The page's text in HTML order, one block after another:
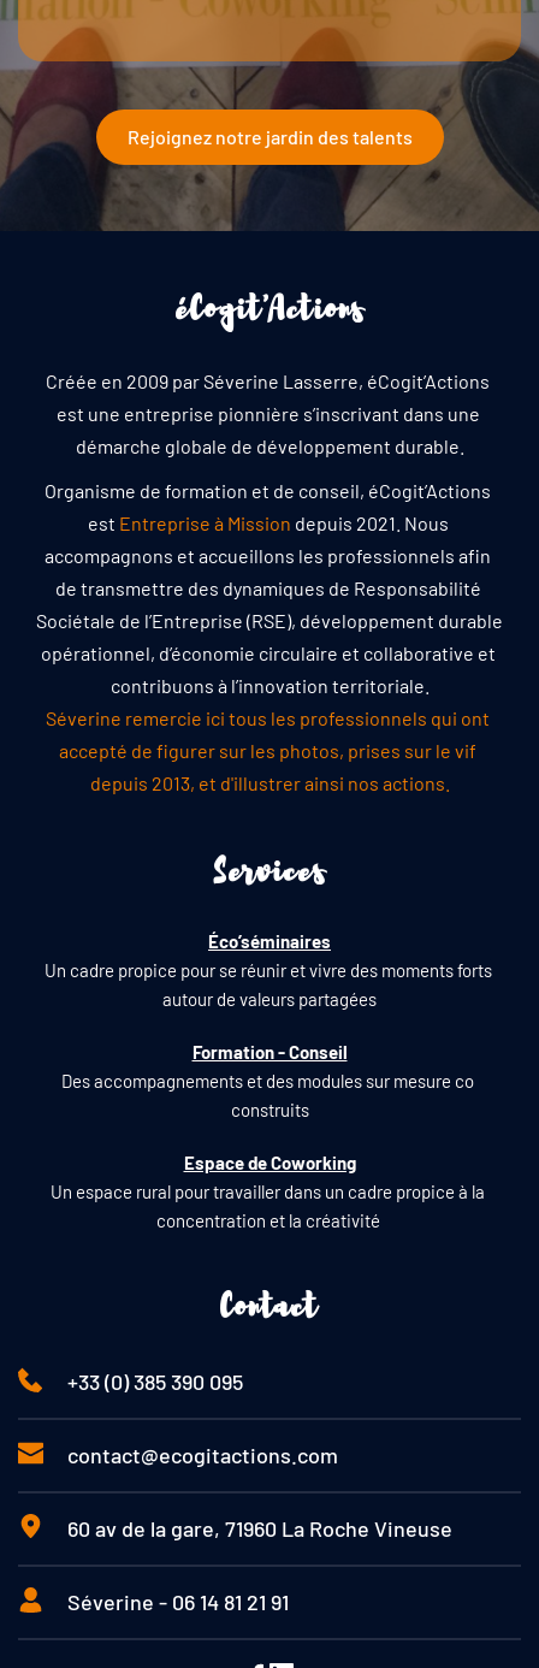
Rejoignez notre jardin des talents
éCogit'Actions
Créée en 2009 par Séverine Lasserre, éCogit’Actions
est une entreprise pionnière s’inscrivant dans une
démarche globale de développement durable.
Organisme de formation et de conseil, éCogit’Actions
est Entreprise à Mission depuis 2021. Nous
accompagnons et accueillons les professionnels afin
de transmettre des dynamiques de Responsabilité
Sociétale de l’Entreprise (RSE), développement durable
opérationnel, d’économie circulaire et collaborative et
contribuons à l’innovation territoriale.
Séverine remercie ici tous les professionnels qui ont
accepté de figurer sur les photos, prises sur le vif
depuis 2013, et d'illustrer ainsi nos actions.
Services
Éco’séminaires
Un cadre propice pour se réunir et vivre des moments forts
autour de valeurs partagées
Formation - Conseil
Des accompagnements et des modules sur mesure co
construits
Espace de Coworking
Un espace rural pour travailler dans un cadre propice à la
concentration et la créativité
Contact
+33 (0) 385 390 095
contact@ecogitactions.com
60 av de la gare, 71960 La Roche Vineuse
Séverine - 06 14 81 21 91